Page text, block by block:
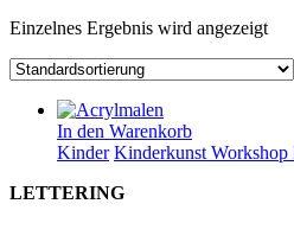
Einzelnes Ergebnis wird angezeigt
In den Warenkorb
Kinder Kinderkunst Workshop
LETTERING